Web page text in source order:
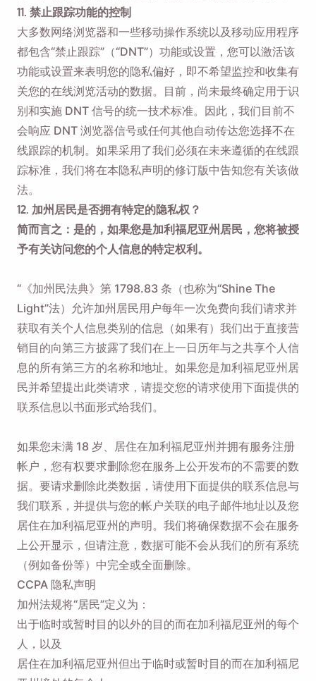
11. 禁止跟踪功能的控制
大多数网络浏览器和一些移动操作系统以及移动应用程序
都包含“禁止跟踪”（“DNT”）功能或设置，您可以激活该
功能或设置来表明您的隐私偏好，即不希望监控和收集有
关您的在线浏览活动的数据。目前，尚未最终确定用于识
别和实施 DNT 信号的统一技术标准。因此，我们目前不
会响应 DNT 浏览器信号或任何其他自动传达您选择不在
线跟踪的机制。如果采用了我们必须在未来遵循的在线跟
踪标准，我们将在本隐私声明的修订版中告知您有关该做
法。
12. 加州居民是否拥有特定的隐私权？
简而言之：是的，如果您是加利福尼亚州居民，您将被授
予有关访问您的个人信息的特定权利。
“《加州民法典》第 1798.83 条（也称为“Shine The
Light”法）允许加州居民用户每年一次免费向我们请求并
获取有关个人信息类别的信息（如果有）我们出于直接营
销目的向第三方披露了我们在上一日历年与之共享个人信
息的所有第三方的名称和地址。如果您是加利福尼亚州居
民并希望提出此类请求，请提交您的请求使用下面提供的
联系信息以书面形式给我们。
如果您未满 18 岁、居住在加利福尼亚州并拥有服务注册
帐户，您有权要求删除您在服务上公开发布的不需要的数
据。要请求删除此类数据，请使用下面提供的联系信息与
我们联系，并提供与您的帐户关联的电子邮件地址以及您
居住在加利福尼亚州的声明。我们将确保数据不会在服务
上公开显示，但请注意，数据可能不会从我们的所有系统
（例如备份等）中完全或全面删除。
CCPA 隐私声明
加州法规将“居民”定义为：
出于临时或暂时目的以外的目的而在加利福尼亚州的每个
人，以及
居住在加利福尼亚州但出于临时或暂时目的而在加利福尼